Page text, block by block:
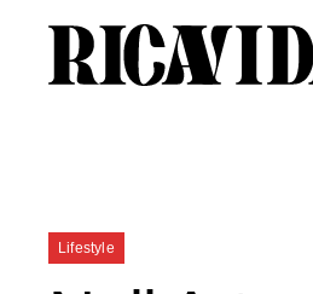
Categorias
Lifestyle